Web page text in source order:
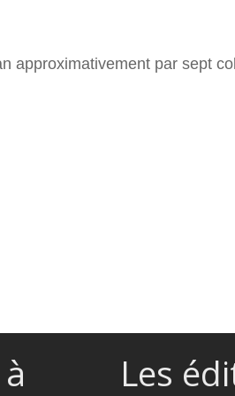
approximativement par sept
Les